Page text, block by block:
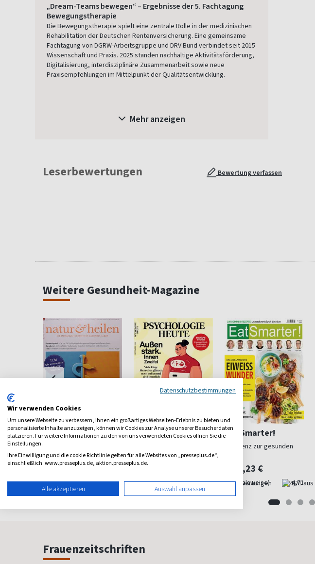
„Dream-Teams bewegen“ – Ergebnisse der 5. Fachtagung
Bewegungstherapie
Die Bewegungstherapie spielt eine zentrale Rolle in der medizinischen
Rehabilitation der Deutschen Rentenversicherung. Eine gemeinsame
Fachtagung von DGRW-Arbeitsgruppe und DRV Bund verbindet seit 2015
Wissenschaft und Praxis. 2025 standen nachhaltige Aktivitätsförderung,
Digitalisierung, interdisziplinäre Zusammenarbeit sowie neue
Praxisempfehlungen im Mittelpunkt der Qualitätsentwicklung.
Mehr anzeigen
Leserbewertungen Bewertung verfassen
Weitere Gesundheit-Magazine
Der
4,50
Natur & Heilen
ab 4,95 €
(monatlich) 4,84
Psychologie Heute
ab 8,11 €
(monatlich) 4,40
Eat Smarter!
Referenz zur gesunden
ab 5,23 €
(quartalsweise) 4,71
Frauenzeitschriften
Datenschutzbestimmungen
Wir verwenden Cookies
Um unsere Webseite zu verbessern, Ihnen ein großartiges Webseiten-Erlebnis zu bieten und
personalisierte Inhalte anzuzeigen, können wir Cookies zur Analyse unserer Besucherdaten
platzieren. Für weitere Informationen zu den von uns verwendeten Cookies öffnen Sie die
Einstellungen.
Ihre Einwilligung und die cookie Richtlinie gelten für alle Websites von „presseplus.de“,
einschließlich: www.presseplus.de, aktion.presseplus.de.
Alle akzeptieren Auswahl anpassen